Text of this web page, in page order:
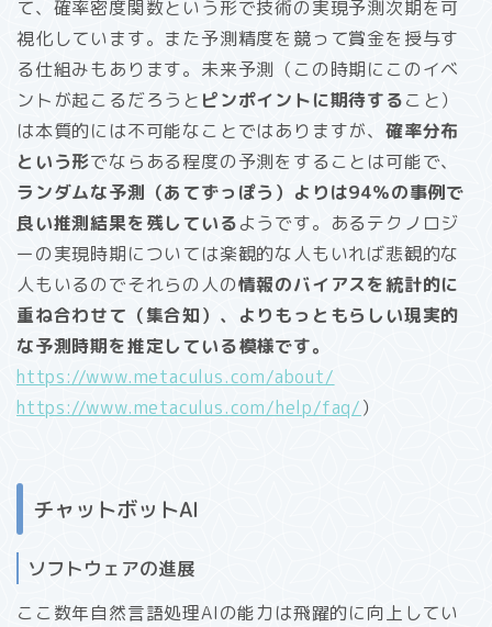
て、確率密度関数という形で技術の実現予測次期を可
視化しています。また予測精度を競って賞金を授与す
る仕組みもあります。未来予測（この時期にこのイベ
ントが起こるだろうと ピンポイントに期待すること）
は本質的には不可能なことではありますが、 確率分布
という形でならある程度の予測をすることは可能で、
ランダムな予測（あてずっぽう）よりは94％の事例で
良い推測結果を残しているようです。あるテクノロジ
ーの実現時期については楽観的な人もいれば悲観的な
人もいるのでそれらの人の情報のバイアスを統計的に
重ね合わせて（集合知）、よりもっともらしい現実的
な予測時期を推定している模様です。
https://www.metaculus.com/about/
https://www.metaculus.com/help/faq/）
チャットボットAI
ソフトウェアの進展
ここ数年自然言語処理AIの能力は飛躍的に向上してい